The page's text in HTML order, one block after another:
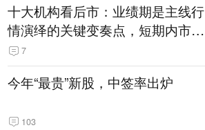
十大机构看后市：业绩期是主线行
情演绎的关键变奏点，短期内市场
或继续反弹，关注三条业绩主线
7
今年“最贵”新股，中签率出炉
103